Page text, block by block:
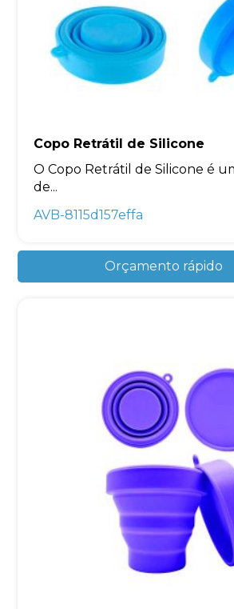
Copo Retrátil de Silicone
O Copo Retrátil de Silicone é
de...
AVB-8115d157effa
Orçamento rápido